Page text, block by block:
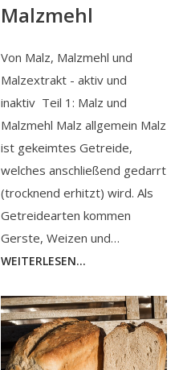
Malzmehl
Von Malz, Malzmehl und
Malzextrakt - aktiv und
inaktiv Teil 1: Malz und
Malzmehl Malz allgemein Malz
ist gekeimtes Getreide,
welches anschließend gedarrt
(trocknend erhitzt) wird. Als
Getreidearten kommen
Gerste, Weizen und…
WEITERLESEN...